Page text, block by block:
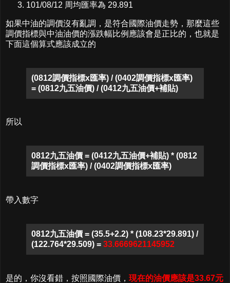
101/08/12 周均匯率為 29.891
如果中油的調價沒有亂調，是符合國際油價走勢，那麼這些
調價指標與中油油價的漲跌幅比例應該會是正比的，也就是
下面這個算式應該成立的
(0812調價指標x匯率) / (0402調價指標x匯率)
= (0812九五油價) / (0412九五油價+補貼)
所以
0812九五油價 = (0412九五油價+補貼) * (0812
調價指標x匯率) / (0402調價指標x匯率)
帶入數字
0812九五油價 = (35.5+2.2) * (108.23*29.891) /
(122.764*29.509) = 33.6669621145952
是的，你沒看錯，按照國際油價， 現在的油價應該是33.67元